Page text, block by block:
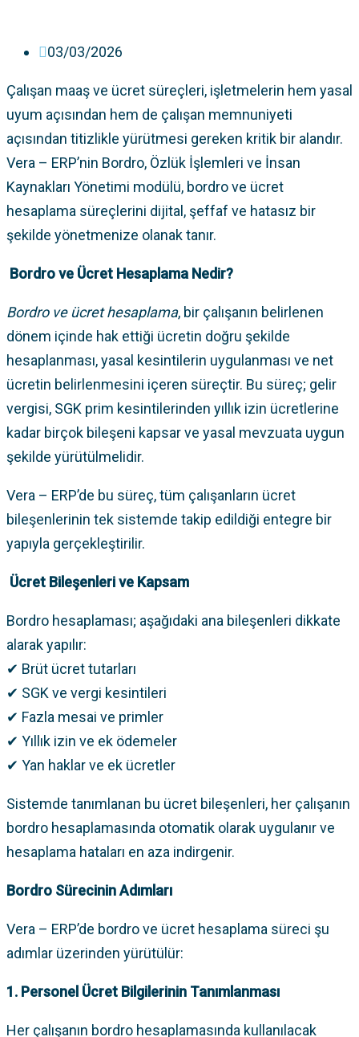
03/03/2026
Çalışan maaş ve ücret süreçleri, işletmelerin hem yasal
uyum açısından hem de çalışan memnuniyeti
açısından titizlikle yürütmesi gereken kritik bir alandır.
Vera – ERP’nin Bordro, Özlük İşlemleri ve İnsan
Kaynakları Yönetimi modülü, bordro ve ücret
hesaplama süreçlerini dijital, şeffaf ve hatasız bir
şekilde yönetmenize olanak tanır.
Bordro ve Ücret Hesaplama Nedir?
Bordro ve ücret hesaplama, bir çalışanın belirlenen
dönem içinde hak ettiği ücretin doğru şekilde
hesaplanması, yasal kesintilerin uygulanması ve net
ücretin belirlenmesini içeren süreçtir. Bu süreç; gelir
vergisi, SGK prim kesintilerinden yıllık izin ücretlerine
kadar birçok bileşeni kapsar ve yasal mevzuata uygun
şekilde yürütülmelidir.
Vera – ERP’de bu süreç, tüm çalışanların ücret
bileşenlerinin tek sistemde takip edildiği entegre bir
yapıyla gerçekleştirilir.
Ücret Bileşenleri ve Kapsam
Bordro hesaplaması; aşağıdaki ana bileşenleri dikkate
alarak yapılır:
✔ Brüt ücret tutarları
✔ SGK ve vergi kesintileri
✔ Fazla mesai ve primler
✔ Yıllık izin ve ek ödemeler
✔ Yan haklar ve ek ücretler
Sistemde tanımlanan bu ücret bileşenleri, her çalışanın
bordro hesaplamasında otomatik olarak uygulanır ve
hesaplama hataları en aza indirgenir.
Bordro Sürecinin Adımları
Vera – ERP’de bordro ve ücret hesaplama süreci şu
adımlar üzerinden yürütülür:
1. Personel Ücret Bilgilerinin Tanımlanması
Her çalışanın bordro hesaplamasında kullanılacak